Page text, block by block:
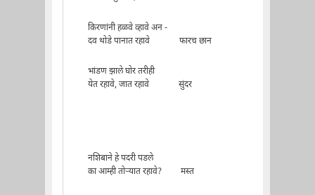
किरणांनी हळवे व्हावे अन -
दव थोडे पानात रहावे फारच छान
भांडण झाले घोर तरीही
येत रहावे, जात रहावे सुंदर
नशिबाने हे पदरी पडले
का आम्ही तोर्‍यात रहावे? मस्त